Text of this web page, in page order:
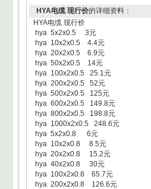
HYA电缆 现行价的详细资料：
HYA电缆 现行价
hya 5x2x0.5 3元
hya 10x2x0.5 4.4元
hya 20x2x0.5 6.9元
hya 50x2x0.5 14元
hya 100x2x0.5 25.1元
hya 200x2x0.5 52元
hya 500x2x0.5 125元
hya 600x2x0.5 149.8元
hya 800x2x0.5 198.8元
hya 1000x2x0.5 248.6元
hya 5x2x0.8 6元
hya 10x2x0.8 8.5元
hya 20x2x0.8 15.2元
hya 40x2x0.8 30元
hya 100x2x0.8 65.7元
hya 200x2x0.8 126.6元